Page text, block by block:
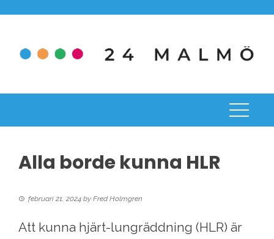
Alla borde kunna HLR
februari 21, 2024 by Fred Holmgren
Att kunna hjärt-lungräddning (HLR) är